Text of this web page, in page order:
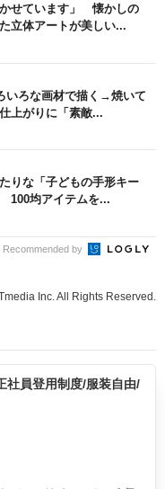
かせています」 懐かしの
立体アートが美しい...
いろな画材で描く→焼いて
がりに「素敵...
りな「子どもの手形キー
100均アイテムを...
Recommended by
Inc. All Rights Reserved.
社員登用制度/服装自由/